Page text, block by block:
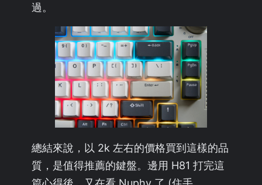
過。
總結來說，以 2k 左右的價格買到這樣的品
質，是值得推薦的鍵盤。邊用 H81 打完這
篇心得後，又在看 Nuphy 了 (住手